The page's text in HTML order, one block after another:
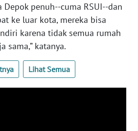
penuh--cuma RSUI--dan
ke luar kota, mereka bisa
karena tidak semua rumah
sama,” katanya.
Lihat Semua